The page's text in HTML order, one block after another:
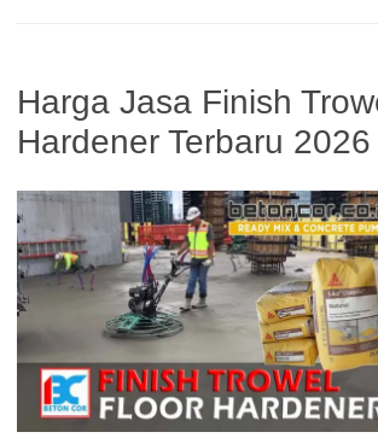
Harga Jasa Finish
Hardener Terbaru 2026